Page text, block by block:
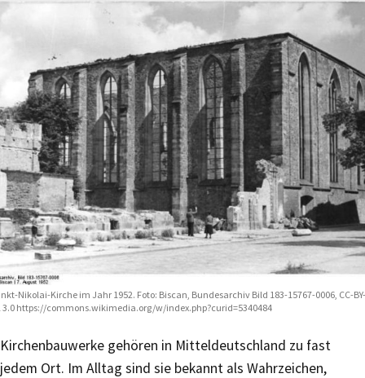
Nikolai-Kirche im Jahr 1952. Foto: Biscan, Bundesarchiv Bild 183-15767-0006, CC-BY-
3.0 https://commons.wikimedia.org/w/index.php?curid=5340484
Kirchenbauwerke gehören in Mitteldeutschland zu fast
jedem Ort. Im Alltag sind sie bekannt als Wahrzeichen,